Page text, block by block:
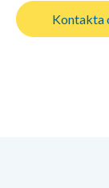
Kontakta